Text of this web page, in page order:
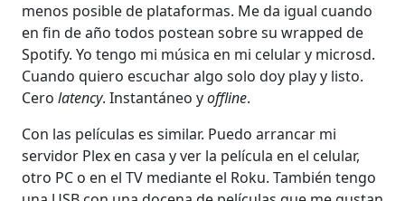
menos posible de plataformas. Me da igual cuando
en fin de año todos postean sobre su wrapped de
Spotify. Yo tengo mi música en mi celular y microsd.
Cuando quiero escuchar algo solo doy play y listo.
Cero latency. Instantáneo yoffline.
Con las películas es similar. Puedo arrancar mi
servidor Plex en casa y ver la película en el celular,
otro PC o en el TV mediante el Roku. También tengo